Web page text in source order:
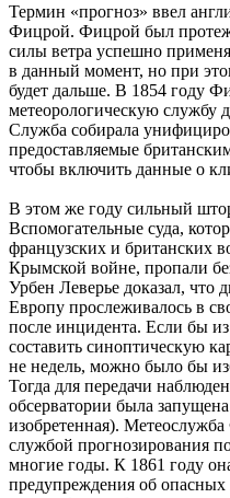
Термин «прогноз» ввел
Фицрой. Фицрой был
силы ветра успешно
в данный момент, но при
будет дальше. В 1854 году
метеорологическую службу
Служба собирала
предоставляемые
чтобы включить данные о
В этом же году сильный
Вспомогательные суда,
французских и британских
Крымской войне, пропали
Урбен Леверье доказал, что
Европу прослеживалось в
после инцидента. Если бы
составить синоптическую
не недель, можно было бы
Тогда для передачи
обсерватории была
изобретенная).
службой прогнозирования
многие годы. К 1861 году
предупреждения об